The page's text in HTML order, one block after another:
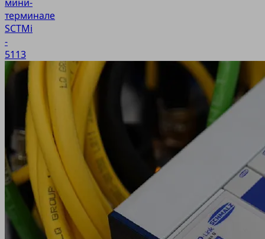
терминале
SCTMi
-
5113